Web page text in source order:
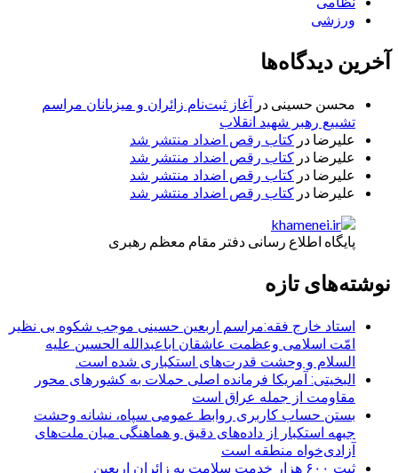
ورزشی
آخرین دیدگاه‌ها
محسن حسینی در آغاز ثبت‌نام زائران و میزبانان مراسم
تشییع رهبر شهید انقلاب
علیرضا در کتاب رقص اضداد منتشر شد
علیرضا در کتاب رقص اضداد منتشر شد
علیرضا در کتاب رقص اضداد منتشر شد
علیرضا در کتاب رقص اضداد منتشر شد
پایگاه اطلاع رسانی دفتر مقام معظم رهبری
نوشته‌های تازه
استاد خارج فقه:مراسم اربعین حسینی موجب شکوه بی نظیر
امّت اسلامی وعظمت عاشقان اباعبدالله الحسین علیه
السلام و وحشت قدرت‌های استکباری شده است.
البخیتی: آمریکا فرمانده اصلی حملات به کشورهای محور
مقاومت از جمله عراق است
بستن حساب کاربری روابط عمومی سپاه، نشانه‌ وحشت
جبهه استکبار از داده‌های دقیق و هماهنگی میان ملت‌های
آزادی‌خواه منطقه است
ثبت ۶۰۰ هزار خدمت سلامت به زائران اربعین